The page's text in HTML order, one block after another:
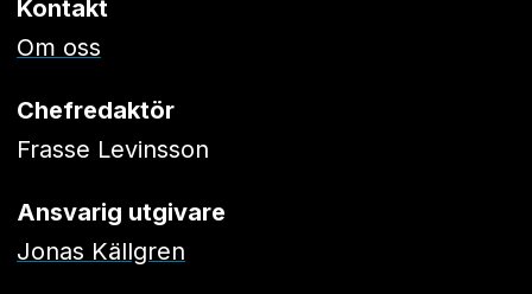
Kontakt
Om oss
Chefredaktör
Frasse Levinsson
Ansvarig utgivare
Jonas Källgren